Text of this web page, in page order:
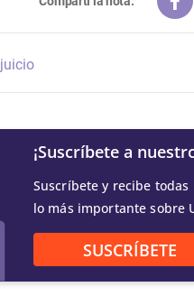
juicio
¡Suscríbete a
Suscríbete y recibe
lo más importante sobre
SUSCRÍBETE